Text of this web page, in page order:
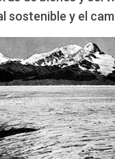
sostenible y el